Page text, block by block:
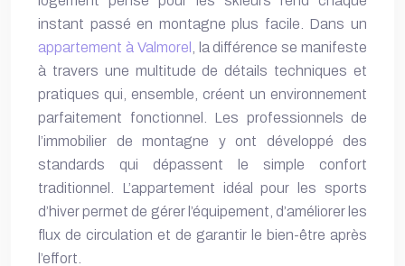
instant passé en montagne plus facile. Dans un
appartement à Valmorel
, la différence se manifeste
à travers une multitude de détails techniques et
pratiques qui, ensemble, créent un environnement
parfaitement fonctionnel. Les professionnels de
l’immobilier de montagne y ont développé des
standards qui dépassent le simple confort
traditionnel. L’appartement idéal pour les sports
d’hiver permet de gérer l’équipement, d’améliorer les
flux de circulation et de garantir le bien-être après
l’effort.